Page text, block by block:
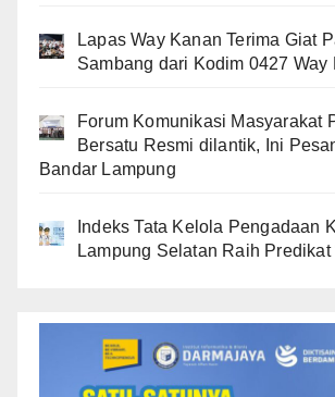
Lapas Way Kanan Terima Giat
Sambang dari Kodim 0427 Way
Forum Komunikasi Masyarakat
Bersatu Resmi dilantik, Ini
Bandar Lampung
Indeks Tata Kelola Pengadaan
Lampung Selatan Raih Predikat